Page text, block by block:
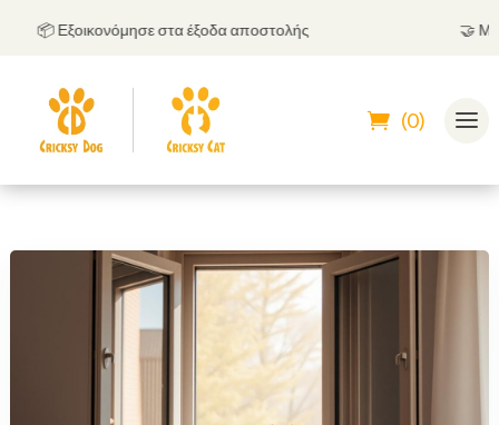
📦 Εξοικονόμησε στα έξοδα αποστολής
(0)